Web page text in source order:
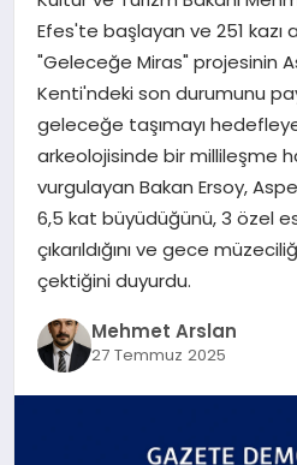
MAGAZIN
SAĞLIK
EĞITIM
DÜNYA
Efes'te başlayan ve 251 kazı
"Geleceğe Miras" projesinin
Kenti'ndeki son durumunu
geleceğe taşımayı
arkeolojisinde bir millileşme
vurgulayan Bakan Ersoy,
6,5 kat büyüdüğünü, 3 özel
çıkarıldığını ve gece
çektiğini duyurdu.
Mehmet Arslan
27 Temmuz 2025